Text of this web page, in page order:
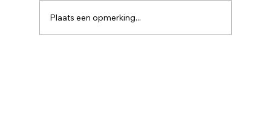
Plaats een opmerking...